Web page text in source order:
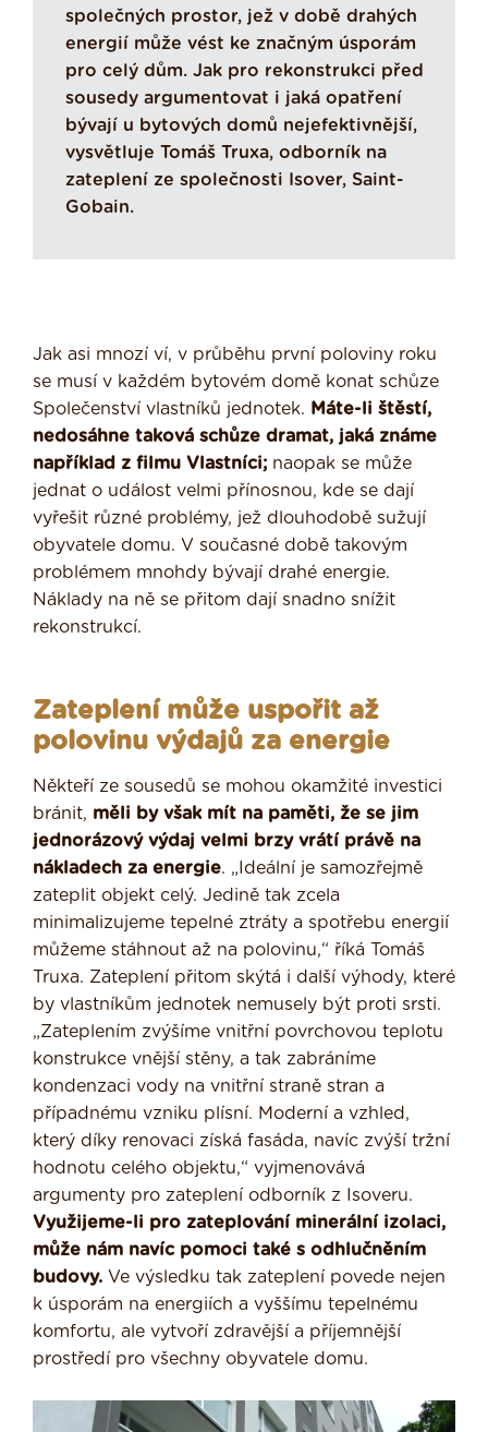
společných prostor, jež v době drahých
energií může vést ke značným úsporám
pro celý dům. Jak pro rekonstrukci před
sousedy argumentovat i jaká opatření
bývají u bytových domů nejefektivnější,
vysvětluje Tomáš Truxa, odborník na
zateplení ze společnosti Isover, Saint-
Gobain.
Jak asi mnozí ví, v průběhu první poloviny roku
se musí v každém bytovém domě konat schůze
Společenství vlastníků jednotek. Máte-li štěstí,
nedosáhne taková schůze dramat, jaká známe
například z filmu Vlastníci; naopak se může
jednat o událost velmi přínosnou, kde se dají
vyřešit různé problémy, jež dlouhodobě sužují
obyvatele domu. V současné době takovým
problémem mnohdy bývají drahé energie.
Náklady na ně se přitom dají snadno snížit
rekonstrukcí.
Zateplení může uspořit až
polovinu výdajů za energie
Někteří ze sousedů se mohou okamžité investici
bránit, měli by však mít na paměti, že se jim
jednorázový výdaj velmi brzy vrátí právě na
nákladech za energie. „Ideální je samozřejmě
zateplit objekt celý. Jedině tak zcela
minimalizujeme tepelné ztráty a spotřebu energií
můžeme stáhnout až na polovinu,“ říká Tomáš
Truxa. Zateplení přitom skýtá i další výhody, které
by vlastníkům jednotek nemusely být proti srsti.
„Zateplením zvýšíme vnitřní povrchovou teplotu
konstrukce vnější stěny, a tak zabráníme
kondenzaci vody na vnitřní straně stran a
případnému vzniku plísní. Moderní a vzhled,
který díky renovaci získá fasáda, navíc zvýší tržní
hodnotu celého objektu,“ vyjmenovává
argumenty pro zateplení odborník z Isoveru.
Využijeme-li pro zateplování minerální izolaci,
může nám navíc pomoci také s odhlučněním
budovy. Ve výsledku tak zateplení povede nejen
k úsporám na energiích a vyššímu tepelnému
komfortu, ale vytvoří zdravější a příjemnější
prostředí pro všechny obyvatele domu.